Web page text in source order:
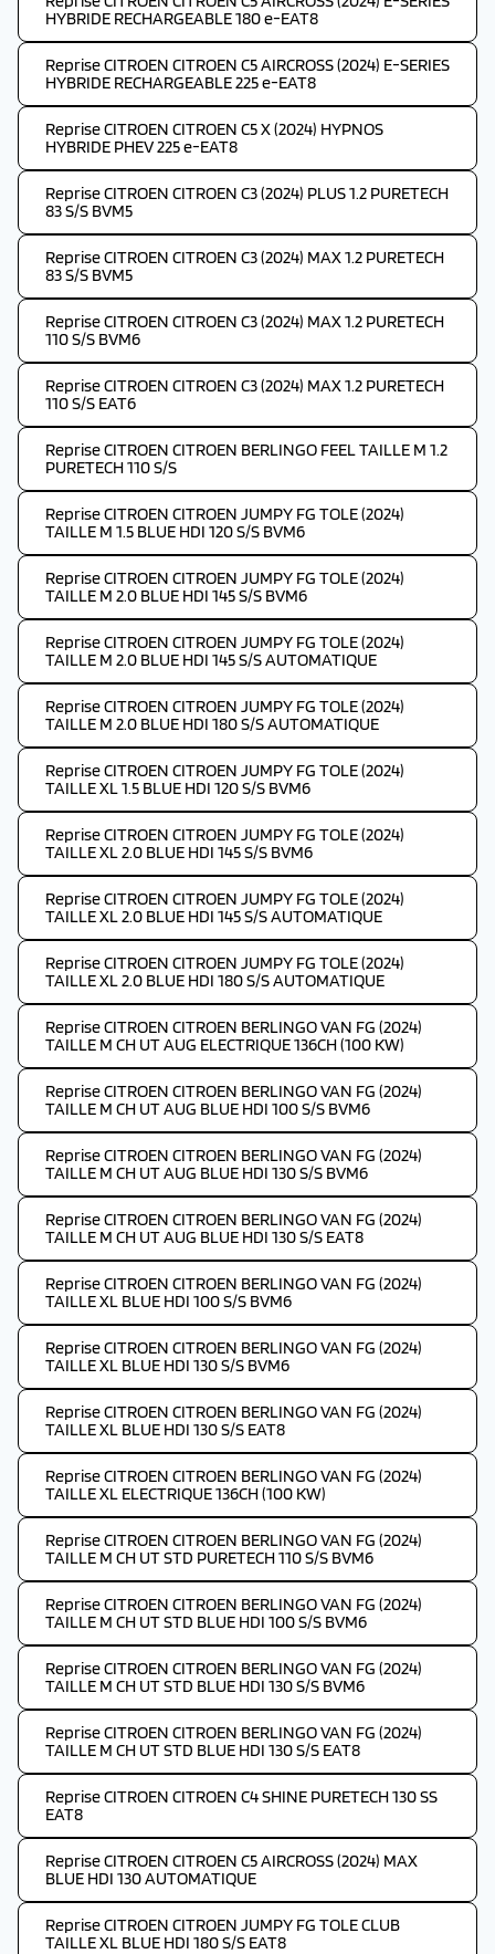
HYBRIDE RECHARGEABLE 180 e-EAT8
Reprise CITROEN CITROEN C5 AIRCROSS (2024) E-SERIES
HYBRIDE RECHARGEABLE 225 e-EAT8
Reprise CITROEN CITROEN C5 X (2024) HYPNOS
HYBRIDE PHEV 225 e-EAT8
Reprise CITROEN CITROEN C3 (2024) PLUS 1.2 PURETECH
83 S/S BVM5
Reprise CITROEN CITROEN C3 (2024) MAX 1.2 PURETECH
83 S/S BVM5
Reprise CITROEN CITROEN C3 (2024) MAX 1.2 PURETECH
110 S/S BVM6
Reprise CITROEN CITROEN C3 (2024) MAX 1.2 PURETECH
110 S/S EAT6
Reprise CITROEN CITROEN BERLINGO FEEL TAILLE M 1.2
PURETECH 110 S/S
Reprise CITROEN CITROEN JUMPY FG TOLE (2024)
TAILLE M 1.5 BLUE HDI 120 S/S BVM6
Reprise CITROEN CITROEN JUMPY FG TOLE (2024)
TAILLE M 2.0 BLUE HDI 145 S/S BVM6
Reprise CITROEN CITROEN JUMPY FG TOLE (2024)
TAILLE M 2.0 BLUE HDI 145 S/S AUTOMATIQUE
Reprise CITROEN CITROEN JUMPY FG TOLE (2024)
TAILLE M 2.0 BLUE HDI 180 S/S AUTOMATIQUE
Reprise CITROEN CITROEN JUMPY FG TOLE (2024)
TAILLE XL 1.5 BLUE HDI 120 S/S BVM6
Reprise CITROEN CITROEN JUMPY FG TOLE (2024)
TAILLE XL 2.0 BLUE HDI 145 S/S BVM6
Reprise CITROEN CITROEN JUMPY FG TOLE (2024)
TAILLE XL 2.0 BLUE HDI 145 S/S AUTOMATIQUE
Reprise CITROEN CITROEN JUMPY FG TOLE (2024)
TAILLE XL 2.0 BLUE HDI 180 S/S AUTOMATIQUE
Reprise CITROEN CITROEN BERLINGO VAN FG (2024)
TAILLE M CH UT AUG ELECTRIQUE 136CH (100 KW)
Reprise CITROEN CITROEN BERLINGO VAN FG (2024)
TAILLE M CH UT AUG BLUE HDI 100 S/S BVM6
Reprise CITROEN CITROEN BERLINGO VAN FG (2024)
TAILLE M CH UT AUG BLUE HDI 130 S/S BVM6
Reprise CITROEN CITROEN BERLINGO VAN FG (2024)
TAILLE M CH UT AUG BLUE HDI 130 S/S EAT8
Reprise CITROEN CITROEN BERLINGO VAN FG (2024)
TAILLE XL BLUE HDI 100 S/S BVM6
Reprise CITROEN CITROEN BERLINGO VAN FG (2024)
TAILLE XL BLUE HDI 130 S/S BVM6
Reprise CITROEN CITROEN BERLINGO VAN FG (2024)
TAILLE XL BLUE HDI 130 S/S EAT8
Reprise CITROEN CITROEN BERLINGO VAN FG (2024)
TAILLE XL ELECTRIQUE 136CH (100 KW)
Reprise CITROEN CITROEN BERLINGO VAN FG (2024)
TAILLE M CH UT STD PURETECH 110 S/S BVM6
Reprise CITROEN CITROEN BERLINGO VAN FG (2024)
TAILLE M CH UT STD BLUE HDI 100 S/S BVM6
Reprise CITROEN CITROEN BERLINGO VAN FG (2024)
TAILLE M CH UT STD BLUE HDI 130 S/S BVM6
Reprise CITROEN CITROEN BERLINGO VAN FG (2024)
TAILLE M CH UT STD BLUE HDI 130 S/S EAT8
Reprise CITROEN CITROEN C4 SHINE PURETECH 130 SS
EAT8
Reprise CITROEN CITROEN C5 AIRCROSS (2024) MAX
BLUE HDI 130 AUTOMATIQUE
Reprise CITROEN CITROEN JUMPY FG TOLE CLUB
TAILLE XL BLUE HDI 180 S/S EAT8